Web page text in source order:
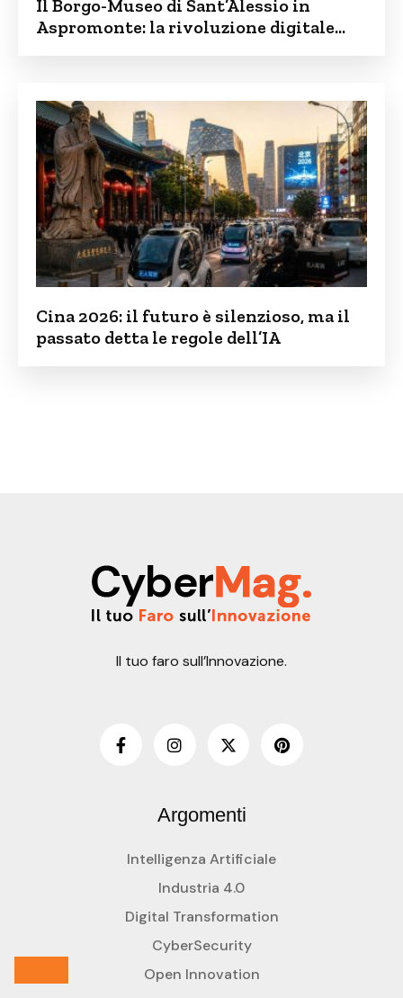
Il Borgo-Museo di Sant’Alessio in
Aspromonte: la rivoluzione digitale
Cina 2026: il futuro è silenzioso, ma il
passato detta le regole dell’IA
Il tuo faro sull’Innovazione.
Argomenti
Intelligenza Artificiale
Industria 4.0
Digital Transformation
CyberSecurity
Open Innovation